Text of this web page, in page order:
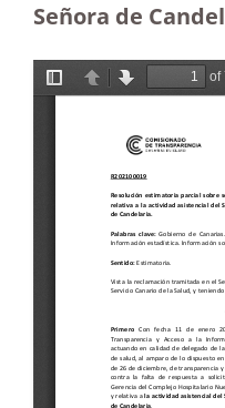
Señora de